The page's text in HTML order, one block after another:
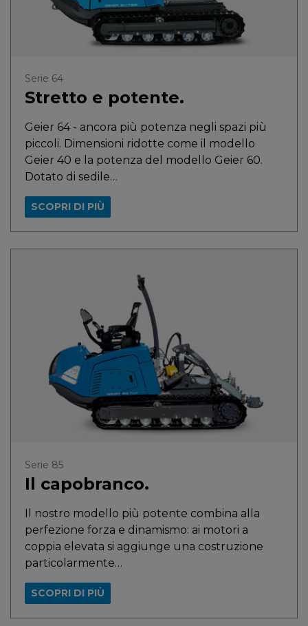
Serie 64
Stretto e potente.
Geier 64 - ancora più potenza negli spazi più
piccoli. Dimensioni ridotte come il modello
Geier 40 e la potenza del modello Geier 60.
Dotato di sedile…
SCOPRI DI PIÙ
Serie 85
Il capobranco.
Il nostro modello più potente combina alla
perfezione forza e dinamismo: ai motori a
coppia elevata si aggiunge una costruzione
particolarmente…
SCOPRI DI PIÙ